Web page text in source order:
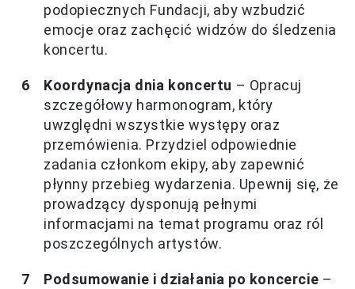
podopiecznych Fundacji, aby wzbudzić
emocje oraz zachęcić widzów do śledzenia
koncertu.
Koordynacja dnia koncertu – Opracuj
szczegółowy harmonogram, który
uwzględni wszystkie występy oraz
przemówienia. Przydziel odpowiednie
zadania członkom ekipy, aby zapewnić
płynny przebieg wydarzenia. Upewnij się, że
prowadzący dysponują pełnymi
informacjami na temat programu oraz ról
poszczególnych artystów.
Podsumowanie i działania po koncercie –